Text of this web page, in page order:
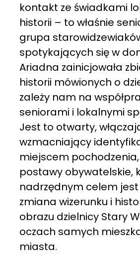
kontakt ze świadkami
historii – to właśnie
grupa
spotykających się w
Ariadna zainicjowała
historii mówionych o
zależy nam na
seniorami i lokalnymi
Jest to otwarty,
wzmacniający
miejscem
postawy obywatelskie,
nadrzędnym celem
zmiana wizerunku i
obrazu dzielnicy Stary
oczach samych
miasta.